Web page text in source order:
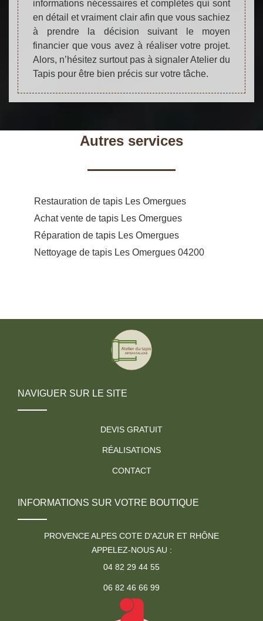
informations nécessaires et complètes qui sont
en détail et vraiment clair afin que vous sachiez
à prendre la décision suivant le moyen
financier que vous avez à réaliser votre projet.
Alors, n’hésitez surtout pas à signaler Atelier du
Tapis pour être bien précis sur votre tâche.
Autres services
Restauration de tapis Les Omergues
Achat vente de tapis Les Omergues
Réparation de tapis Les Omergues
Nettoyage de tapis Les Omergues 04200
NAVIGUER SUR LE SITE
DEVIS GRATUIT
RÉALISATIONS
CONTACT
INFORMATIONS SUR VOTRE BOUTIQUE
PROVENCE ALPES COTE D'AZUR ET RHÔNE
APPELEZ-NOUS AU :
04 82 29 44 55
06 82 46 66 99